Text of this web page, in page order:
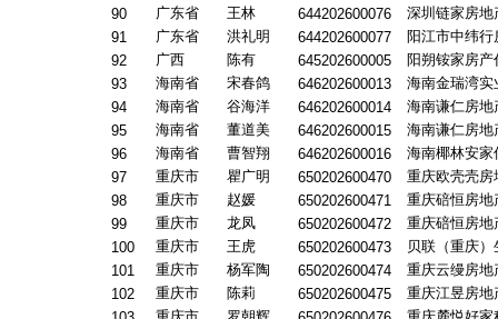
90
广东省 王林 644202600076
深圳链家房地
91
广东省 洪礼明 644202600077
阳江市中纬
92
广西 陈有 645202600005
阳朔铵家房
93
海南省 宋春鸽 646202600013
海南金瑞湾实
94
海南省 谷海洋 646202600014
海南谦仁房地
95
海南省 董道美 646202600015
海南谦仁房地
96
海南省 曹智翔 646202600016
海南椰林安家
97
重庆市 瞿广明 650202600470
重庆欧壳壳房
98
重庆市 赵媛 650202600471
重庆碚恒房地
99
重庆市 龙凤 650202600472
重庆碚恒房地
100
重庆市 王虎 650202600473
贝联（重庆
101
重庆市 杨军陶 650202600474
重庆云缦房地
102
重庆市 陈莉 650202600475
重庆江昱房地